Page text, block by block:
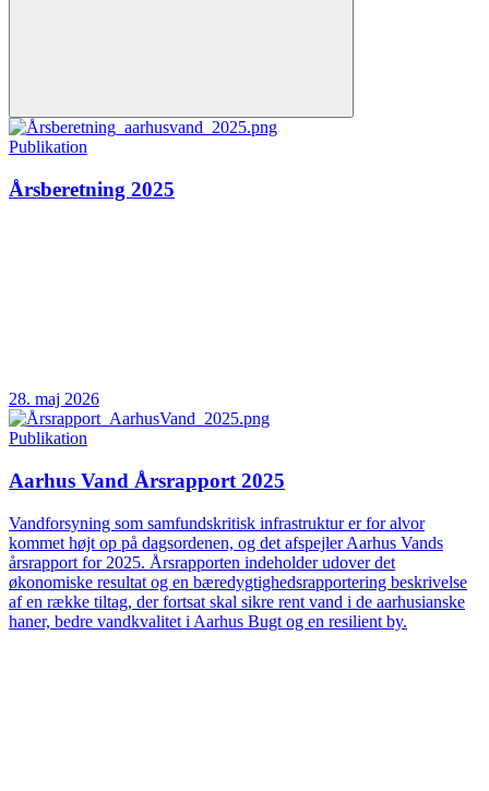
Publikation
Årsberetning 2025
28. maj 2026
Publikation
Aarhus Vand Årsrapport 2025
Vandforsyning som samfundskritisk infrastruktur er for alvor
kommet højt op på dagsordenen, og det afspejler Aarhus Vands
årsrapport for 2025. Årsrapporten indeholder udover det
økonomiske resultat og en bæredygtighedsrapportering beskrivelse
af en række tiltag, der fortsat skal sikre rent vand i de aarhusianske
haner, bedre vandkvalitet i Aarhus Bugt og en resilient by.